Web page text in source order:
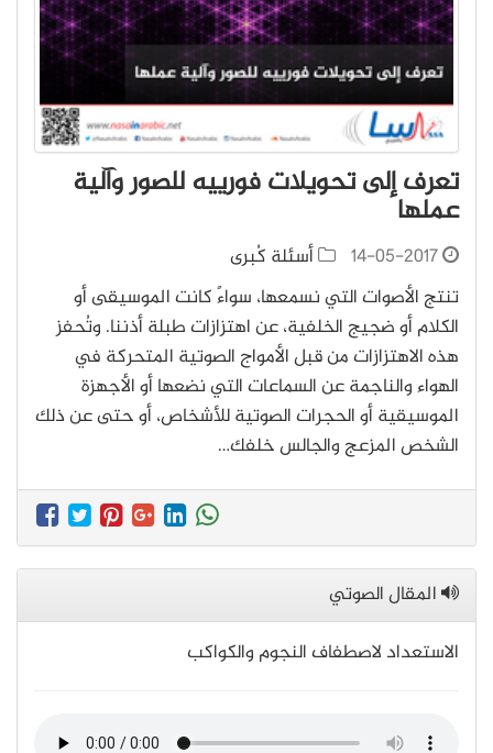
تعرف إلى تحويلات فورييه للصور وآلية
عملها
14-05-2017
أسئلة كُبرى
تنتج الأصوات التي نسمعها، سواءً كانت الموسيقى أو
الكلام أو ضجيج الخلفية، عن اهتزازات طبلة أذننا. وتُحفز
هذه الاهتزازات من قبل الأمواج الصوتية المتحركة في
الهواء والناجمة عن السماعات التي نضعها أو الأجهزة
الموسيقية أو الحجرات الصوتية للأشخاص، أو حتى عن ذلك
الشخص المزعج والجالس خلفك…
المقال الصوتي
الاستعداد لاصطفاف النجوم والكواكب